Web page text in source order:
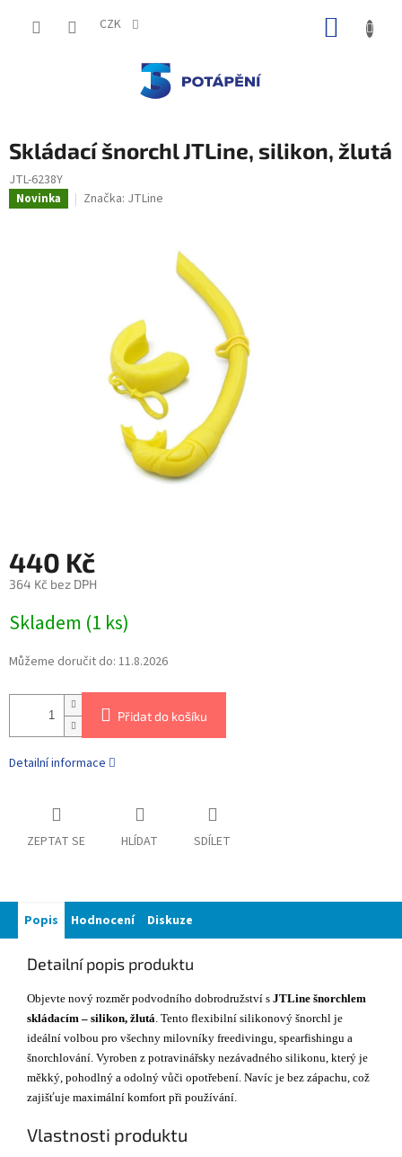
CZK
Skládací šnorchl JTLine, silikon, žlutá
JTL-6238Y
Novinka Značka: JTLine
440 Kč
364 Kč bez DPH
Skladem (1 ks)
Můžeme doručit do: 11.8.2026
Přidat do košíku
Detailní informace
ZEPTAT SE HLÍDAT SDÍLET
Popis Hodnocení Diskuze
Detailní popis produktu
Objevte nový rozměr podvodního dobrodružství s JTLine šnorchlem
skládacím – silikon, žlutá. Tento flexibilní silikonový šnorchl je
ideální volbou pro všechny milovníky freedivingu, spearfishingu a
šnorchlování. Vyroben z potravinářsky nezávadného silikonu, který je
měkký, pohodlný a odolný vůči opotřebení. Navíc je bez zápachu, což
zajišťuje maximální komfort při používání.
Vlastnosti produktu